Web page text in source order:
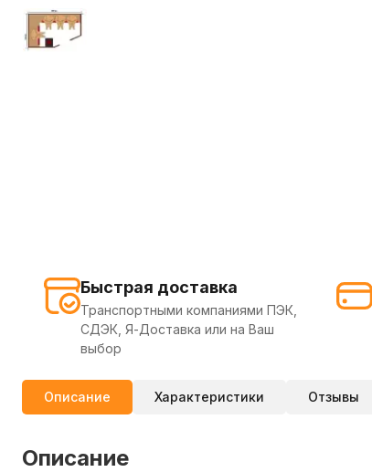
Быстрая доставка
Транспортными компаниями ПЭК,
СДЭК, Я-Доставка или на Ваш
выбор
Описание Характеристики Отзывы
Описание